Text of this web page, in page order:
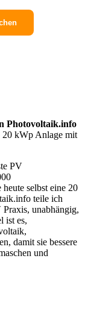
Photovoltaik.info
20 kWp Anlage mit
PV
selbst eine 20
teile ich
unabhängig,
ist es,
damit sie bessere
und